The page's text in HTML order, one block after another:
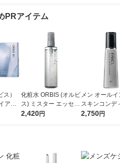
PRアイテム
）
アル
・化
化粧水 ORBIS (オルビ
ス) ミスター エッセン
スローション ボトル
2,420円
メン オール
スキンコンデ
ー I さっぱり
2,750円